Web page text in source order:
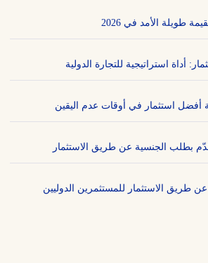
طويلة الأمد في 2026
أداة استراتيجية للتجارة الدولية
أفضل استثمار في أوقات عدم اليقين
بطلب الجنسية عن طريق الاستثمار
طريق الاستثمار للمستثمرين الدوليين